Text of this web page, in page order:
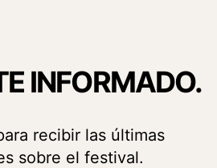
INFORMADO.
recibir las últimas
sobre el festival.